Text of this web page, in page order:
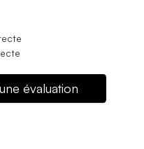
évaluation